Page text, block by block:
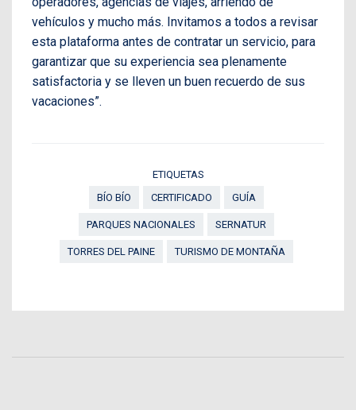
vehículos y mucho más. Invitamos a todos a revisar
esta plataforma antes de contratar un servicio, para
garantizar que su experiencia sea plenamente
satisfactoria y se lleven un buen recuerdo de sus
vacaciones”.
ETIQUETAS
BÍO BÍO
CERTIFICADO GUÍA
PARQUES NACIONALES SERNATUR
TORRES DEL PAINE TURISMO DE MONTAÑA